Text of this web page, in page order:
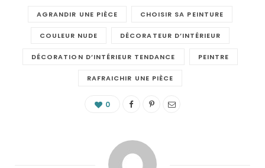
AGRANDIR UNE PIÈCE CHOISIR SA PEINTURE
COULEUR NUDE DÉCORATEUR D’INTÉRIEUR
DÉCORATION D’INTÉRIEUR TENDANCE PEINTRE
RAFRAICHIR UNE PIÈCE
0